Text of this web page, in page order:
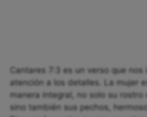
Cantares 7:3 es un verso que
atención a los detalles. La mujer
manera integral, no solo su rostro
sino también sus pechos,